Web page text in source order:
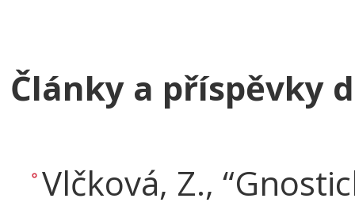
Články a příspěvky
Vlčková, Z.,